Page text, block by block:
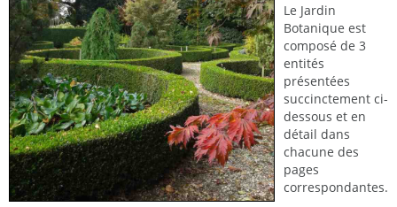
Le Jardin
Botanique est
composé de 3
entités
présentées
succinctement ci-
dessous et en
détail dans
chacune des
pages
correspondantes.